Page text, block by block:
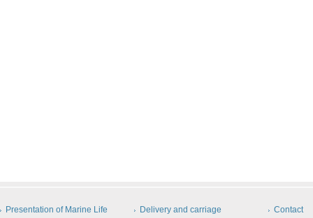
Presentation of Marine Life
Delivery and carriage
Contact